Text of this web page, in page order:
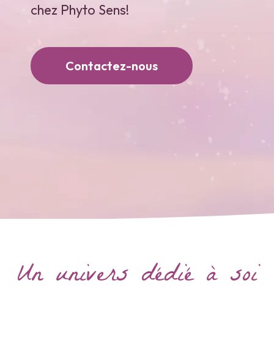
chez Phyto Sens!
Contactez-nous
Un univers dédié à soi